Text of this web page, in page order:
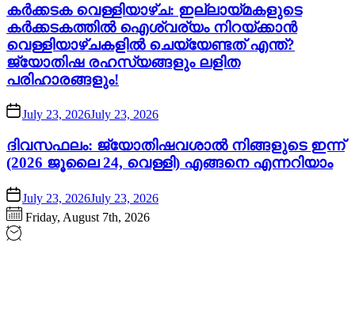
കർക്കടക വെള്ളിയാഴ്ച: ഇല്ലായ്മകളുടെ
കർക്കടകത്തിൽ ഐശ്വര്യം നിറയ്ക്കാൻ
വെള്ളിയാഴ്ചകളിൽ ചെയ്യേണ്ടത് എന്ത്?
ജ്യോതിഷ രഹസ്യങ്ങളും ലളിത
പരിഹാരങ്ങളും!
July 23, 2026July 23, 2026
ദിവസഫലം: ജ്യോതിഷവശാൽ നിങ്ങളുടെ ഇന്ന്‌
(2026 ജൂലൈ 24, വെള്ളി) എങ്ങനെ എന്നറിയാം
July 23, 2026July 23, 2026
Friday, August 7th, 2026